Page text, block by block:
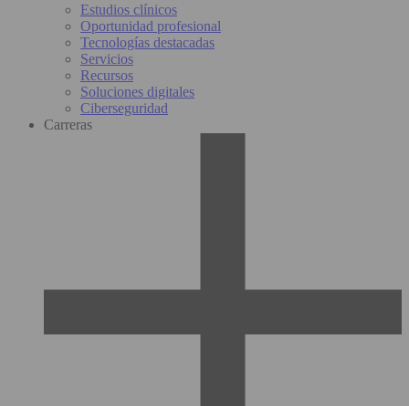
Estudios clínicos
Oportunidad profesional
Tecnologías destacadas
Servicios
Recursos
Soluciones digitales
Ciberseguridad
Carreras